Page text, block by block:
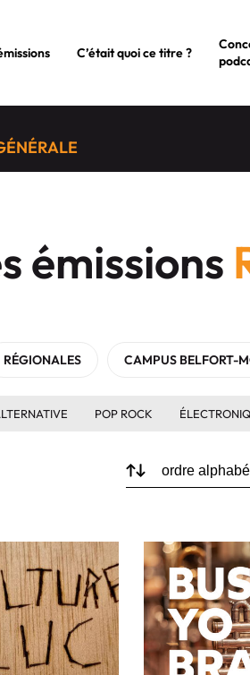
C’était quoi ce titre ?
émissions
RÉGIONALES CAMPUS BELFORT-
POP ROCK